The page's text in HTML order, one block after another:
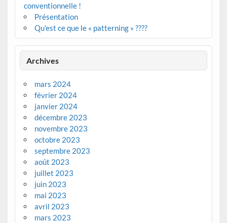
conventionnelle !
Présentation
Qu’est ce que le « patterning » ????
Archives
mars 2024
février 2024
janvier 2024
décembre 2023
novembre 2023
octobre 2023
septembre 2023
août 2023
juillet 2023
juin 2023
mai 2023
avril 2023
mars 2023